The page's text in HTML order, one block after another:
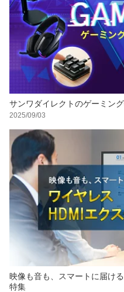
サンワダイレクトのゲーミン
2025/09/03
映像も音も、スマートに届け
特集